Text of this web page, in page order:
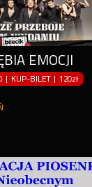
EMOCJI
| KUP-BILET | 120zł